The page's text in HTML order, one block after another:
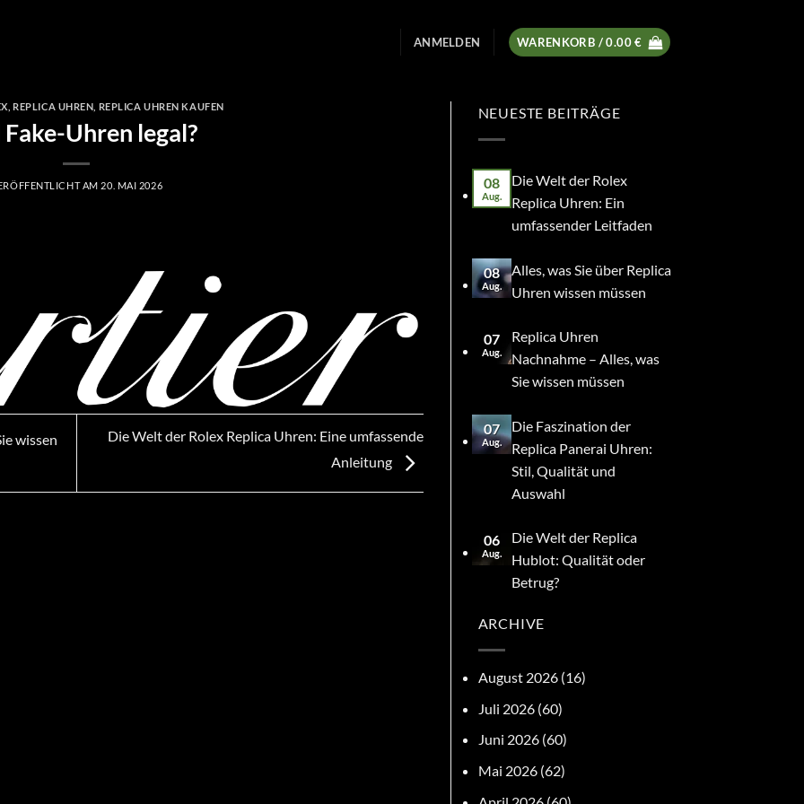
ANMELDEN WARENKORB /0.00€
,REPLICA UHREN REPLICA UHREN KAUFEN
Fake-Uhren legal?
AM 20. MAI 2026
wissen
Die Welt der Rolex Replica Uhren: Eine umfassende
Anleitung
NEUESTE BEITRÄGE
08
Aug.
Die Welt der Rolex
Replica Uhren: Ein
umfassender Leitfaden
08
Aug.
Alles, was Sie über Replica
Uhren wissen müssen
07
Aug.
Replica Uhren
Nachnahme – Alles, was
Sie wissen müssen
07
Aug.
Die Faszination der
Replica Panerai Uhren:
Stil, Qualität und
Auswahl
06
Aug.
Die Welt der Replica
Hublot: Qualität oder
Betrug?
ARCHIVE
August 2026(16)
Juli 2026(60)
Juni 2026(60)
Mai 2026(62)